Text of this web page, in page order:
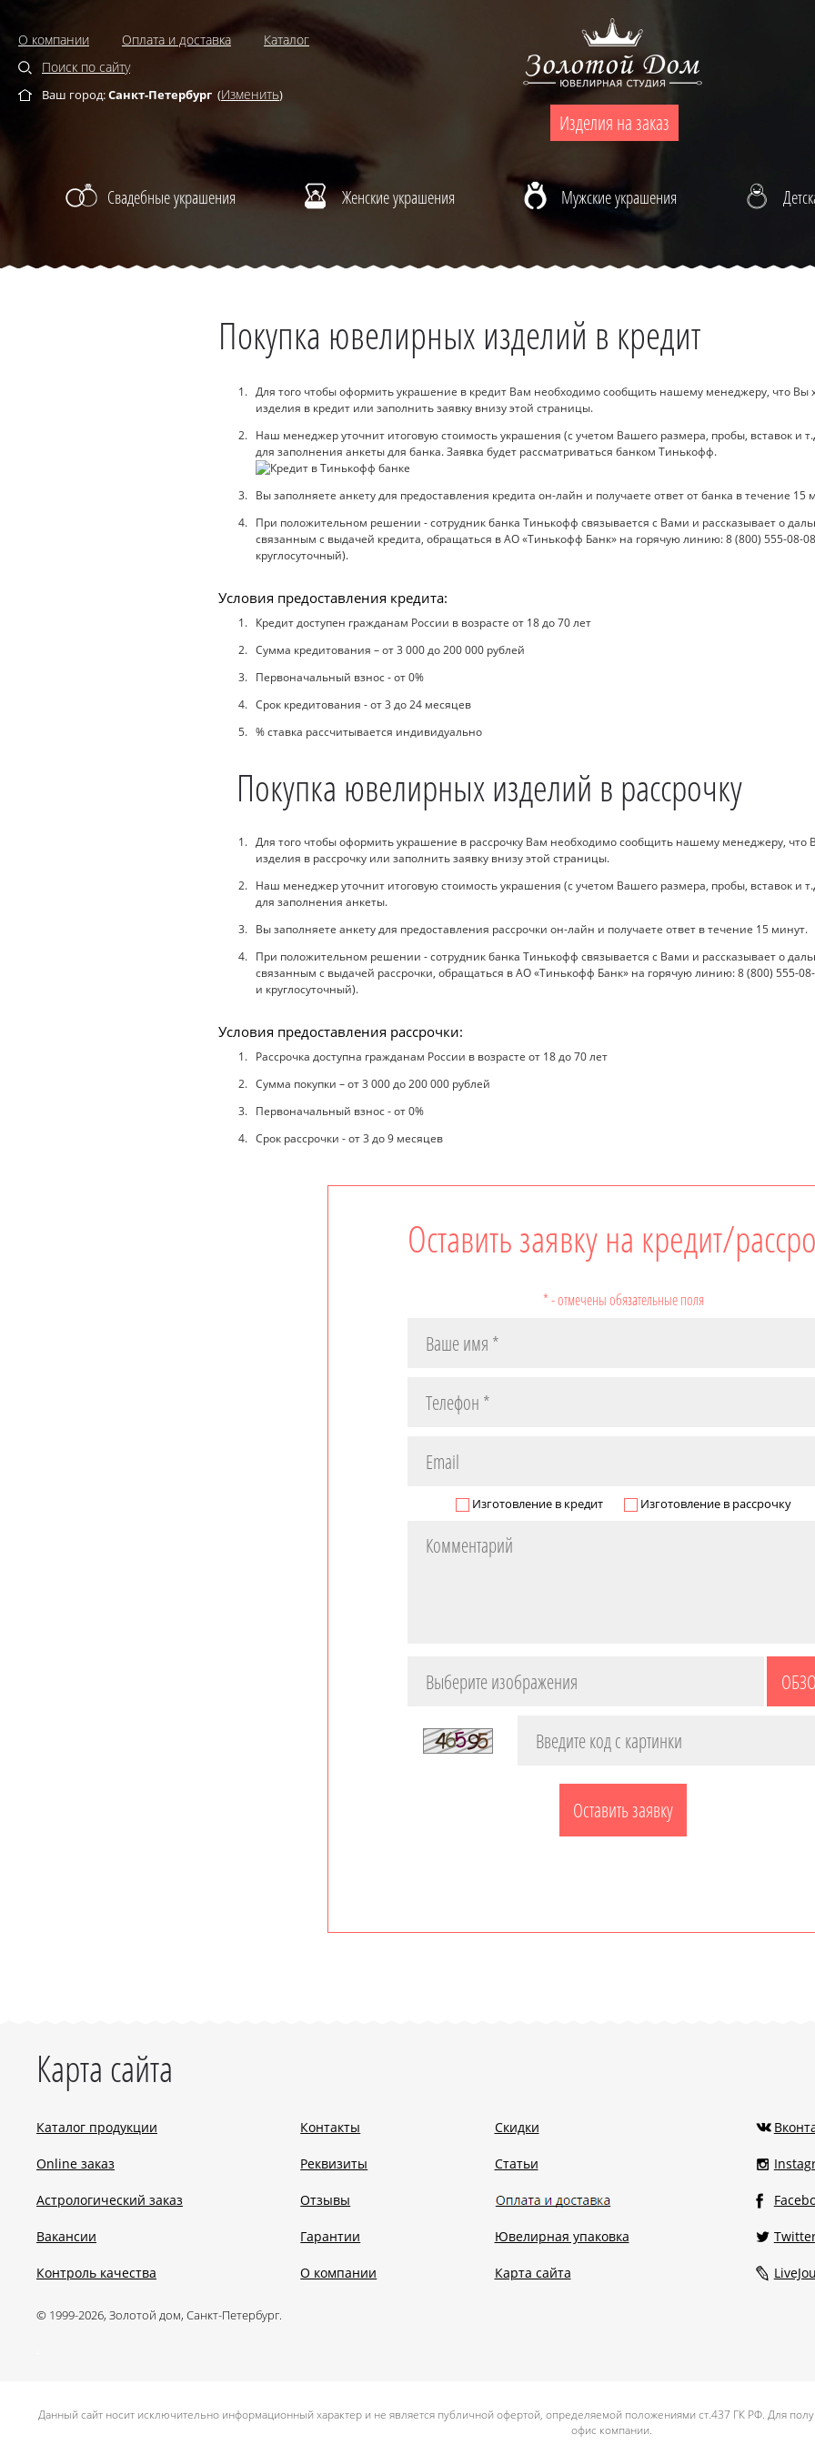
Изделия на заказ
О компании Оплата и доставка
Каталог
Поиск по сайту
Ваш город:Санкт-Петербург (Изменить)
Свадебные украшения Женские украшения Мужские украшения
Покупка ювелирных изделий в кредит
Для того чтобы оформить украшение в кредит Вам необходимо сообщить нашему менеджеру, что Вы
изделия в кредит или заполнить заявку внизу этой страницы.
Наш менеджер уточнит итоговую стоимость украшения (с учетом Вашего размера, пробы, вставок и
для заполнения анкеты для банка. Заявка будет рассматриваться банком Тинькофф.
Вы заполняете анкету для предоставления кредита он-лайн и получаете ответ от банка в течение 15
При положительном решении - сотрудник банка Тинькофф связывается с Вами и рассказывает о
связанным с выдачей кредита, обращаться в АО «Тинькофф Банк» на горячую линию: 8 (800) 555-08-
круглосуточный).
Условия предоставления кредита:
Кредит доступен гражданам России в возрасте от 18 до 70 лет
Сумма кредитования – от 3 000 до 200 000 рублей
Первоначальный взнос - от 0%
Срок кредитования - от 3 до 24 месяцев
% ставка рассчитывается индивидуально
Покупка ювелирных изделий в рассрочку
Для того чтобы оформить украшение в рассрочку Вам необходимо сообщить нашему менеджеру, что
изделия в рассрочку или заполнить заявку внизу этой страницы.
Наш менеджер уточнит итоговую стоимость украшения (с учетом Вашего размера, пробы, вставок и
для заполнения анкеты.
Вы заполняете анкету для предоставления рассрочки он-лайн и получаете ответ в течение 15 минут.
При положительном решении - сотрудник банка Тинькофф связывается с Вами и рассказывает о
связанным с выдачей рассрочки, обращаться в АО «Тинькофф Банк» на горячую линию: 8 (800) 555-
и круглосуточный).
Условия предоставления рассрочки:
Рассрочка доступна гражданам России в возрасте от 18 до 70 лет
Сумма покупки – от 3 000 до 200 000 рублей
Первоначальный взнос - от 0%
Срок рассрочки - от 3 до 9 месяцев
Оставить заявку на кредит/
* - отмечены обязательные поля
Изготовление в кредит Изготовление в рассрочку
Карта сайта
Каталог продукции
Online заказ
Астрологический заказ
Вакансии
Контроль качества
Контакты
Реквизиты
Отзывы
Гарантии
О компании
Скидки
Статьи
Ювелирная упаковка
Карта сайта
© 1999-2026, Золотой дом, Санкт-Петербург.
Данный сайт носит исключительно информационный характер и не является публичной офертой, определяемой положениями ст.437 ГК РФ. Для
офис компании.